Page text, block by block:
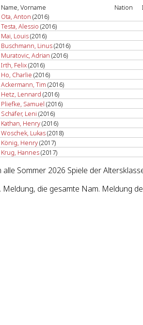
Name, Vorname Nation
Ota, Anton (2016)
Testa, Alessio (2016)
Mai, Louis(2016)
Buschmann, Linus(2016)
Muratovic, Adrian (2016)
Irth, Felix(2016)
Ho, Charlie (2016)
Ackermann, Tim (2016)
Hetz, Lennard (2016)
Pliefke, Samuel (2016)
Schäfer, Leni (2016)
Kathan, Henry(2016)
Woschek, Lukas(2018)
König, Henry(2017)
Krug, Hannes(2017)
Sommer 2026 Spiele der
die gesamte Nam. Meldung